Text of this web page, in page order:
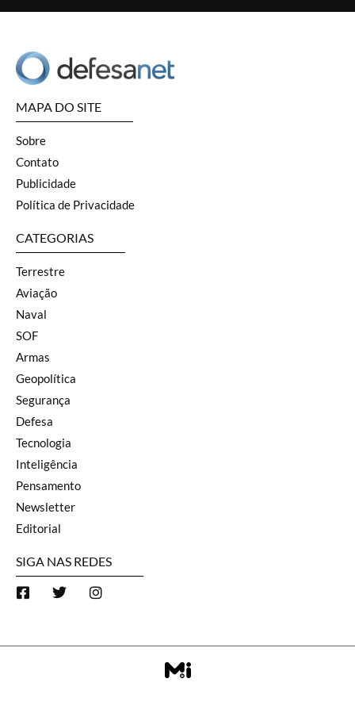
MAPA DO SITE
Sobre
Contato
Publicidade
Política de Privacidade
CATEGORIAS
Terrestre
Aviação
Naval
SOF
Armas
Geopolítica
Segurança
Defesa
Tecnologia
Inteligência
Pensamento
Newsletter
Editorial
SIGA NAS REDES